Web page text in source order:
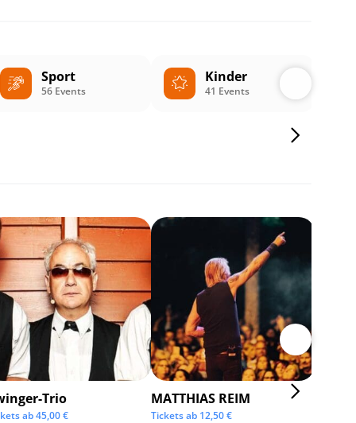
Sport
56 Events
Kinder
41 Events
Trio
ab45,00€
MATTHIAS REIM
Tickets ab 12,50€